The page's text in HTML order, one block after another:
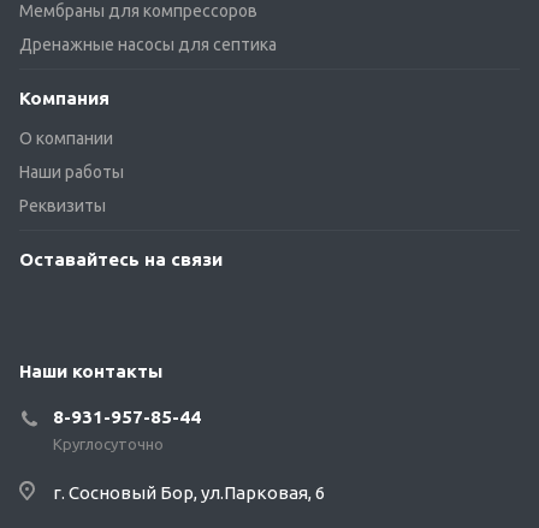
Мембраны для компрессоров
Дренажные насосы для септика
Компания
О компании
Наши работы
Реквизиты
Оставайтесь на связи
Наши контакты
8-931-957-85-44
Круглосуточно
г. Сосновый Бор, ул.Парковая, 6